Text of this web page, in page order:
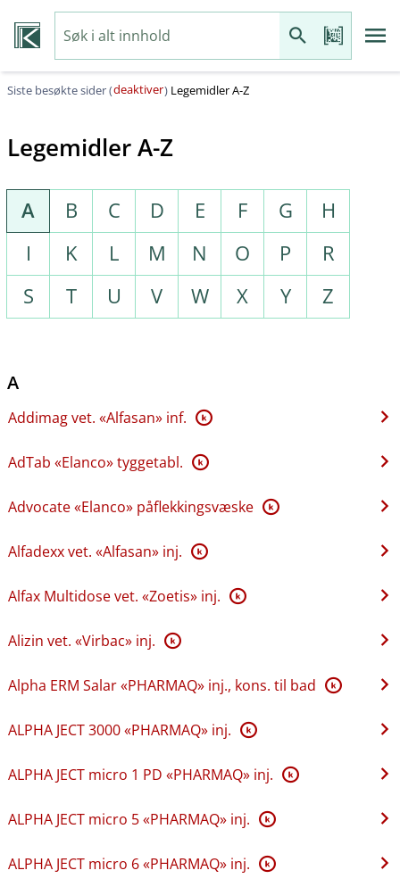
Siste besøkte sider (deaktiver) Legemidler A-Z
Legemidler A-Z
A B C D E F G
H
I
K L M N O P
R
S
T U V W X Y Z
A
Addimag vet. «Alfasan» inf. K
AdTab «Elanco» tyggetabl. K
Advocate «Elanco» påflekkingsvæske K
Alfadexx vet. «Alfasan» inj. K
Alfax Multidose vet. «Zoetis» inj. K
Alizin vet. «Virbac» inj. K
Alpha ERM Salar «PHARMAQ» inj., kons. til bad K
ALPHA JECT 3000 «PHARMAQ» inj. K
ALPHA JECT micro 1 PD «PHARMAQ» inj. K
ALPHA JECT micro 5 «PHARMAQ» inj. K
ALPHA JECT micro 6 «PHARMAQ» inj. K